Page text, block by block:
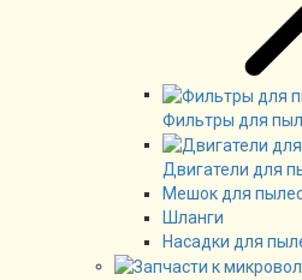
Фильтры для
Двигатели для
Мешок для
Шланги
Насадки для